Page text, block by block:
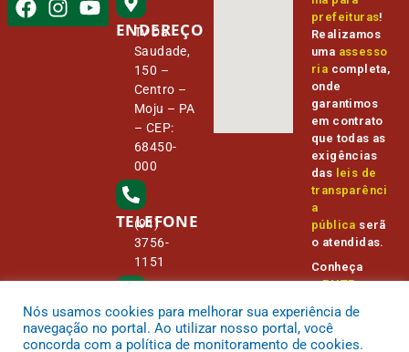
ENDEREÇO
Tv Da
Saudade,
150 –
Centro –
Moju – PA
– CEP:
68450-
000
TELEFONE
(91)
3756-
1151
E-MAIL
camara@
cmmoju.p
prefeituras!
Realizamos
uma assesso
ria completa,
onde
garantimos
em contrato
que todas as
exigências
das leis de
transparênci
a
pública serã
o atendidas.
Conheça
oPNTPe
Transparênc
ia Pública
Nós usamos cookies para melhorar sua experiência de
navegação no portal. Ao utilizar nosso portal, você
concorda com a política de monitoramento de cookies.